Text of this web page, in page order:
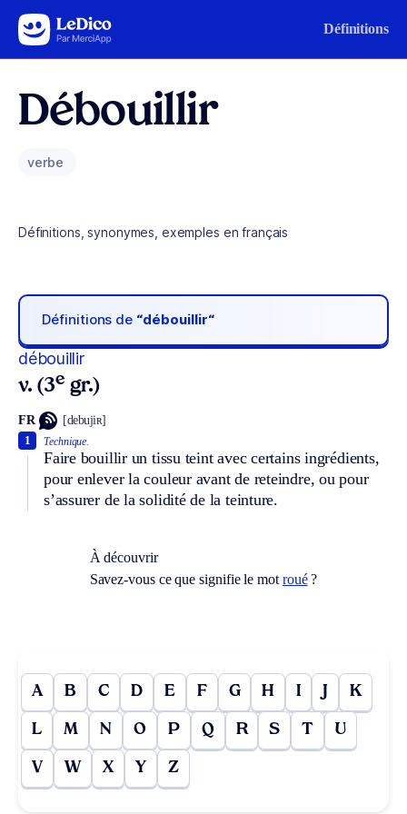
Aller au contenu Définitions
Débouillir
verbe
Définitions, synonymes, exemples en français
Définitions de “débouillir“
débouillir
v. (3e gr.)
FR [debujiʀ]
Technique.
Faire bouillir un tissu teint avec certains ingrédients,
pour enlever la couleur avant de reteindre, ou pour
s’assurer de la solidité de la teinture.
1
À découvrir
Savez-vous ce que signifie le mot roué?
A B C D E F G H I J K
L M N O P Q R S T U
V W X Y Z